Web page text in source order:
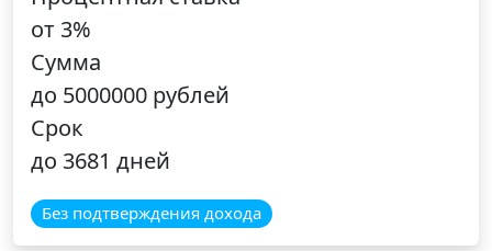
от 3%
Сумма
до 5000000 рублей
Срок
до 3681 дней
Без подтверждения дохода